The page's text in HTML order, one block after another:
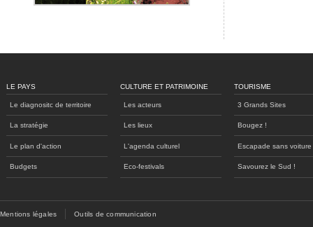
LE PAYS
Le diagnositc de territoire
La stratégie
Le plan d'action
Budgets
CULTURE ET PATRIMOINE
Les acteurs
Les lieux
L'agenda culturel
Eco-festivals
TOURISME
3 Grands Sites
Bougez !
Escapade sans voiture
Savourez le Sud !
Mentions légales Outils de communication